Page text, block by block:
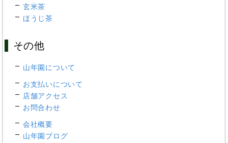
玄米茶
ほうじ茶
その他
山年園について
お支払いについて
店舗アクセス
お問合わせ
会社概要
山年園ブログ